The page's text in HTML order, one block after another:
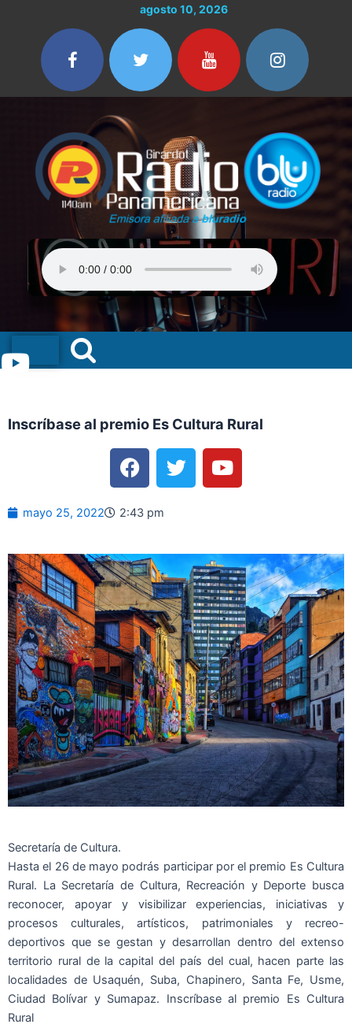
contenido
agosto 10, 2026
Menu
Inscríbase al premio Es Cultura Rural
F
a
c
e
o
k
T
w
i
r
Y
o
u
e
mayo 25, 2022 2:43 pm
Secretaría de Cultura.
Hasta el 26 de mayo podrás participar por el premio Es Cultura
Rural. La Secretaría de Cultura, Recreación y Deporte busca
reconocer, apoyar y visibilizar experiencias, iniciativas y
procesos culturales, artísticos, patrimoniales y recreo-
deportivos que se gestan y desarrollan dentro del extenso
territorio rural de la capital del país del cual, hacen parte las
localidades de Usaquén, Suba, Chapinero, Santa Fe, Usme,
Ciudad Bolívar y Sumapaz. Inscríbase al premio Es Cultura
Rural